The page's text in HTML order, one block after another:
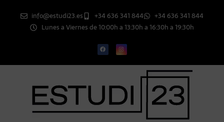
info@estudi23.es +34 636 341 844
+34 636 341 844
Lunes a Viernes de 10:00h a 13:30h a 16:30h a 19:30h